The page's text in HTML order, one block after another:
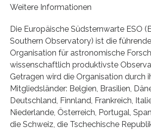
Weitere Informationen
Die Europäische Südsternwarte ESO
Southern Observatory) ist die
Organisation für astronomische
wissenschaftlich produktivste
Getragen wird die Organisation durch
Mitgliedsländer: Belgien, Brasilien,
Deutschland, Finnland, Frankreich,
Niederlande, Österreich, Portugal,
die Schweiz, die Tschechische